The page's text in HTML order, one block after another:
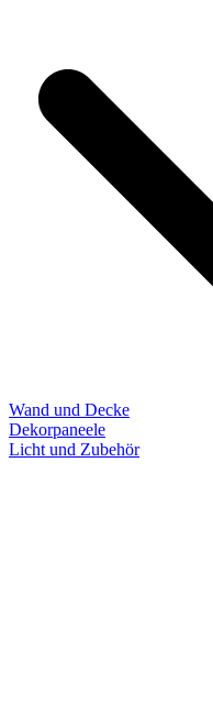
Wand und Decke
Dekorpaneele
Licht und Zubehör